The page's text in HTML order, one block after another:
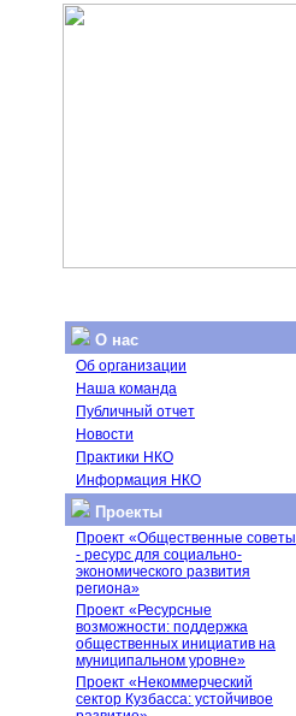
О нас
Об организации
Наша команда
Публичный отчет
Новости
Практики НКО
Информация НКО
Проекты
Проект «Общественные советы
- ресурс для социально-
экономического развития
региона»
Проект «Ресурсные
возможности: поддержка
общественных инициатив на
муниципальном уровне»
Проект «Некоммерческий
сектор Кузбасса: устойчивое